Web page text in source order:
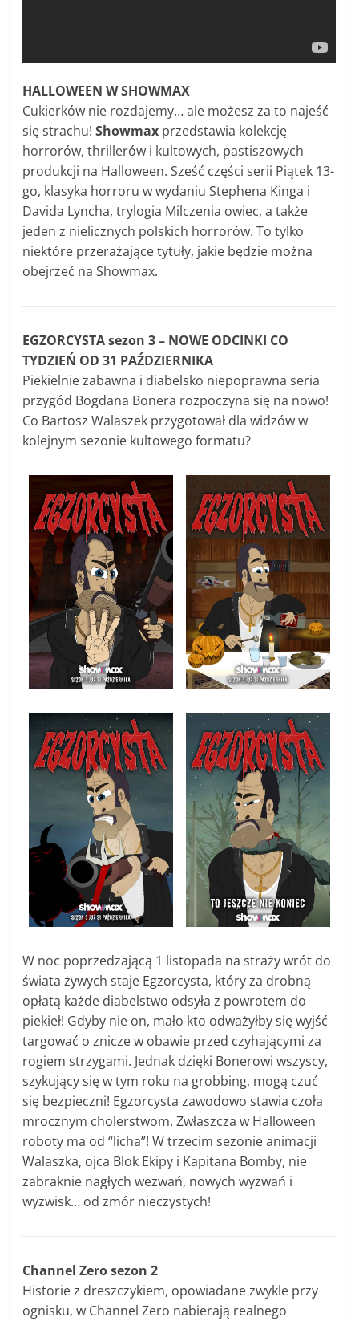
HALLOWEEN W SHOWMAX
Cukierków nie rozdajemy… ale możesz za to najeść
się strachu!Showmax przedstawia kolekcję
horrorów, thrillerów i kultowych, pastiszowych
produkcji na Halloween. Sześć części serii Piątek 13-
go, klasyka horroru w wydaniu Stephena Kinga i
Davida Lyncha, trylogia Milczenia owiec, a także
jeden z nielicznych polskich horrorów. To tylko
niektóre przerażające tytuły, jakie będzie można
obejrzeć na Showmax.
EGZORCYSTA sezon 3 – NOWE ODCINKI CO
TYDZIEŃ OD 31 PAŹDZIERNIKA
Piekielnie zabawna i diabelsko niepoprawna seria
przygód Bogdana Bonera rozpoczyna się na nowo!
Co Bartosz Walaszek przygotował dla widzów w
kolejnym sezonie kultowego formatu?
W noc poprzedzającą 1 listopada na straży wrót do
świata żywych staje Egzorcysta, który za drobną
opłatą każde diabelstwo odsyła z powrotem do
piekieł! Gdyby nie on, mało kto odważyłby się wyjść
targować o znicze w obawie przed czyhającymi za
rogiem strzygami. Jednak dzięki Bonerowi wszyscy,
szykujący się w tym roku na grobbing, mogą czuć
się bezpieczni! Egzorcysta zawodowo stawia czoła
mrocznym cholerstwom. Zwłaszcza w Halloween
roboty ma od “licha”! W trzecim sezonie animacji
Walaszka, ojca Blok Ekipy i Kapitana Bomby, nie
zabraknie nagłych wezwań, nowych wyzwań i
wyzwisk… od zmór nieczystych!
Channel Zero sezon 2
Historie z dreszczykiem, opowiadane zwykle przy
ognisku, w Channel Zero nabierają realnego